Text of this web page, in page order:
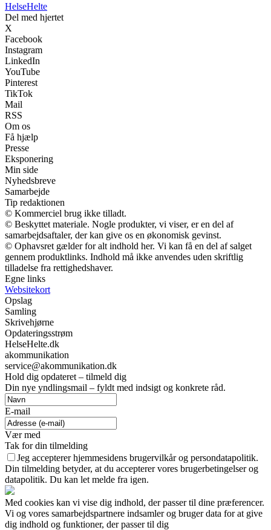
HelseHelte
Del med hjertet
X
Facebook
Instagram
LinkedIn
YouTube
Pinterest
TikTok
Mail
RSS
Om os
Få hjælp
Presse
Eksponering
Min side
Nyhedsbreve
Samarbejde
Tip redaktionen
© Kommerciel brug ikke tilladt.
© Beskyttet materiale. Nogle produkter, vi viser, er en del af
samarbejdsaftaler, der kan give os en økonomisk gevinst.
© Ophavsret gælder for alt indhold her. Vi kan få en del af salget
gennem produktlinks. Indhold må ikke anvendes uden skriftlig
tilladelse fra rettighedshaver.
Egne links
Websitekort
Opslag
Samling
Skrivehjørne
Opdateringsstrøm
HelseHelte.dk
akommunikation
service@akommunikation.dk
Hold dig opdateret – tilmeld dig
Din nye yndlingsmail – fyldt med indsigt og konkrete råd.
E-mail
Vær med
Tak for din tilmelding
Jeg accepterer hjemmesidens brugervilkår og persondatapolitik.
Din tilmelding betyder, at du accepterer vores brugerbetingelser og
datapolitik. Du kan let melde fra igen.
Med cookies kan vi vise dig indhold, der passer til dine præferencer.
Vi og vores samarbejdspartnere indsamler og bruger data for at give
dig indhold og funktioner, der passer til dig